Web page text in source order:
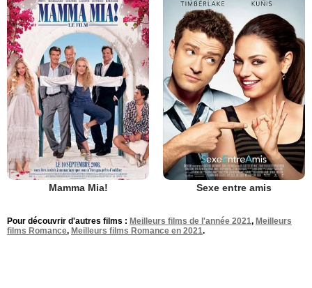
Mamma Mia! Sexe entre amis
Pour découvrir d'autres films : Meilleurs films de l'année 2021, Meilleurs
films Romance, Meilleurs films Romance en 2021.